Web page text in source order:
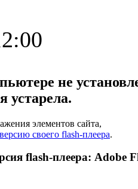
не
устарела.
элементов сайта,
своего flash-плеера.
flash-плеера: Adobe